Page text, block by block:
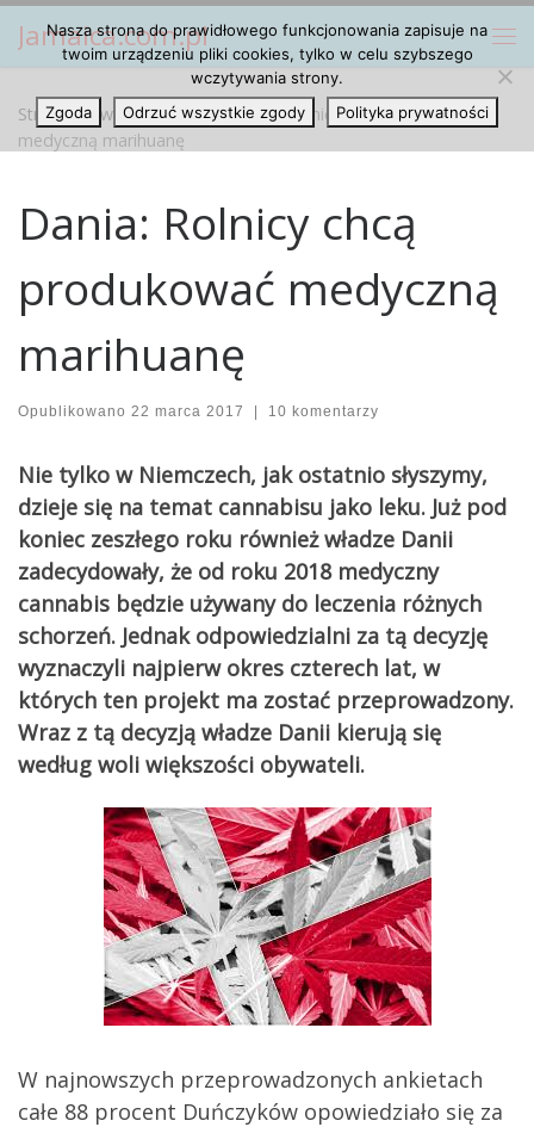
Przejdź do treści
Jamaica.com.pl
Strona główna » Artykuły » Dania: Rolnicy chcą produkować
medyczną marihuanę
Dania: Rolnicy chcą
produkować medyczną
marihuanę
Opublikowano 22 marca 2017 | 10 komentarzy
Nie tylko w Niemczech, jak ostatnio słyszymy,
dzieje się na temat cannabisu jako leku. Już pod
koniec zeszłego roku również władze Danii
zadecydowały, że od roku 2018 medyczny
cannabis będzie używany do leczenia różnych
schorzeń. Jednak odpowiedzialni za tą decyzję
wyznaczyli najpierw okres czterech lat, w
których ten projekt ma zostać przeprowadzony.
Wraz z tą decyzją władze Danii kierują się
według woli większości obywateli.
W najnowszych przeprowadzonych ankietach
całe 88 procent Duńczyków opowiedziało się za
Nasza strona do prawidłowego funkcjonowania zapisuje na
twoim urządzeniu pliki cookies, tylko w celu szybszego
wczytywania strony.
Zgoda
Odrzuć wszystkie zgody Polityka prywatności